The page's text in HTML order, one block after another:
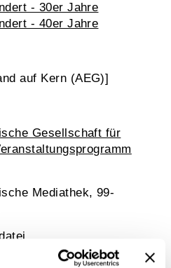
- 30er Jahre
- 40er Jahre
auf Kern (AEG)]
Gesellschaft für
Mediathek, 99-